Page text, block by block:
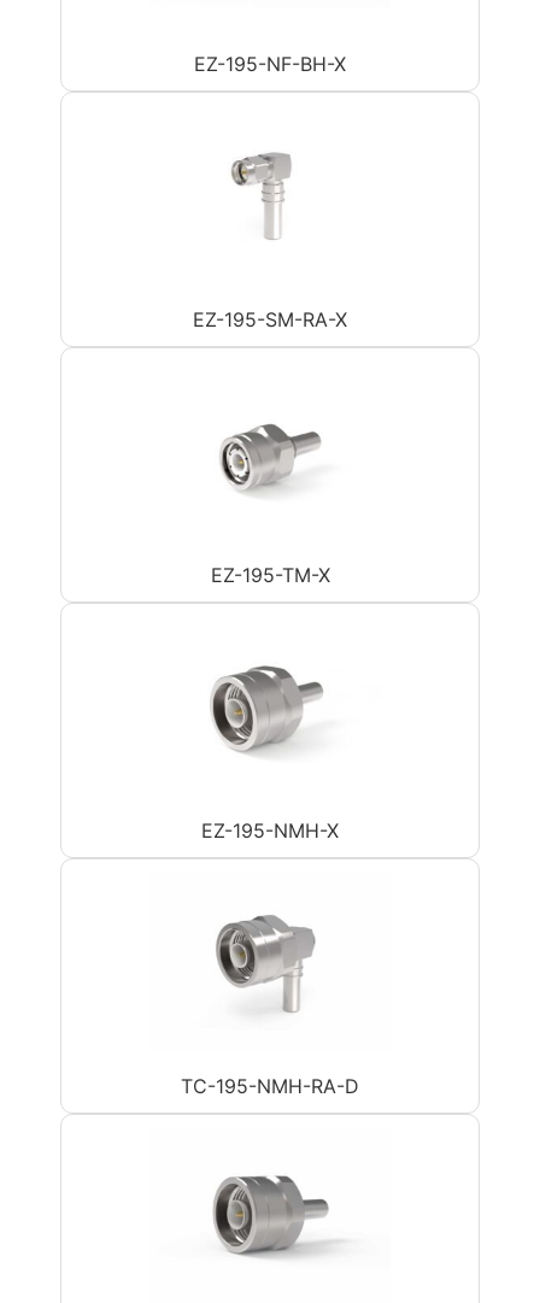
EZ-195-NF-BH-X
EZ-195-SM-RA-X
EZ-195-TM-X
EZ-195-NMH-X
TC-195-NMH-RA-D